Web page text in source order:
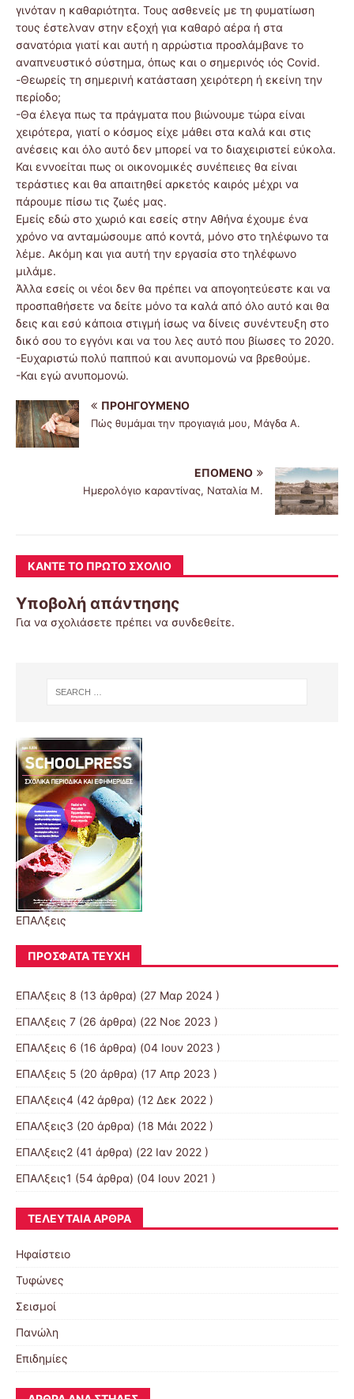
γινόταν η καθαριότητα. Τους ασθενείς με τη φυματίωση
τους έστελναν στην εξοχή για καθαρό αέρα ή στα
σανατόρια γιατί και αυτή η αρρώστια προσλάμβανε το
αναπνευστικό σύστημα, όπως και ο σημερινός ιός Covid.
-Θεωρείς τη σημερινή κατάσταση χειρότερη ή εκείνη την
περίοδο;
-Θα έλεγα πως τα πράγματα που βιώνουμε τώρα είναι
χειρότερα, γιατί ο κόσμος είχε μάθει στα καλά και στις
ανέσεις και όλο αυτό δεν μπορεί να το διαχειριστεί εύκολα.
Και εννοείται πως οι οικονομικές συνέπειες θα είναι
τεράστιες και θα απαιτηθεί αρκετός καιρός μέχρι να
πάρουμε πίσω τις ζωές μας.
Εμείς εδώ στο χωριό και εσείς στην Αθήνα έχουμε ένα
χρόνο να ανταμώσουμε από κοντά, μόνο στο τηλέφωνο τα
λέμε. Ακόμη και για αυτή την εργασία στο τηλέφωνο
μιλάμε.
Άλλα εσείς οι νέοι δεν θα πρέπει να απογοητεύεστε και να
προσπαθήσετε να δείτε μόνο τα καλά από όλο αυτό και θα
δεις και εσύ κάποια στιγμή ίσως να δίνεις συνέντευξη στο
δικό σου το εγγόνι και να του λες αυτό που βίωσες το 2020.
-Ευχαριστώ πολύ παππού και ανυπομονώ να βρεθούμε.
-Και εγώ ανυπομονώ.
ΠΡΟΗΓΟΎΜΕΝΟ
Πώς θυμάμαι την προγιαγιά μου, Μάγδα Α.
ΕΠΌΜΕΝΟ
Ημερολόγιο καραντίνας, Ναταλία Μ.
ΚΆΝΤΕ ΤΟ ΠΡΏΤΟ ΣΧΌΛΙΟ
Υποβολή απάντησης
Για να σχολιάσετε πρέπει να συνδεθείτε.
ΕΠΑΛξεις
ΠΡΌΣΦΑΤΑ ΤΕΎΧΗ
ΕΠΑΛξεις 8 (13 άρθρα) (27 Μαρ 2024 )
ΕΠΑΛξεις 7 (26 άρθρα) (22 Νοε 2023 )
ΕΠΑΛξεις 6 (16 άρθρα) (04 Ιουν 2023 )
ΕΠΑΛξεις 5 (20 άρθρα) (17 Απρ 2023 )
ΕΠΑΛξεις4 (42 άρθρα) (12 Δεκ 2022 )
ΕΠΑΛξεις3 (20 άρθρα) (18 Μάι 2022 )
ΕΠΑΛξεις2 (41 άρθρα) (22 Ιαν 2022 )
ΕΠΑΛξεις1 (54 άρθρα) (04 Ιουν 2021 )
ΤΕΛΕΥΤΑΊΑ ΆΡΘΡΑ
Ηφαίστειο
Τυφώνες
Σεισμοί
Πανώλη
Επιδημίες